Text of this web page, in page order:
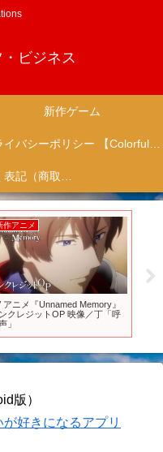
ビジネス
新作ゲーム
プライバシーポリシー 【Colorful Creation】
特定商取引法に基づく表記（商取引に関する開示）
作アニメ
ぁうくん新作アニメ】今すぐ
うくんYouTubeショートで確
#knighta #ばぁうくん #アニメ
版）
好きになるアプリ